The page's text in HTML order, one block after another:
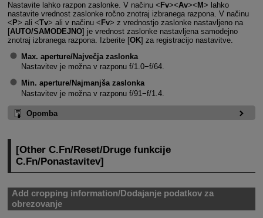
Nastavite lahko razpon zaslonke. V načinu Fv Av M
lahko
nastavite vrednost zaslonke ročno znotraj izbranega razpona. V načinu
P
ali Tv ali v načinu Fv
z vrednostjo zaslonke nastavljeno na
[AUTO/SAMODEJNO] je vrednost zaslonke nastavljena samodejno
znotraj izbranega razpona. Izberite [OK] za registracijo nastavitve.
Max. aperture/Največja zaslonka
Nastavitev je možna v razponu f/1.0−f/64.
Min. aperture/Najmanjša zaslonka
Nastavitev je možna v razponu f/91−f/1.4.
Opomba
[Other C.Fn/Reset/Druge funkcije
C.Fn/Ponastavitev]
Add cropping information/Dodajanje podatkov za
obrezovanje